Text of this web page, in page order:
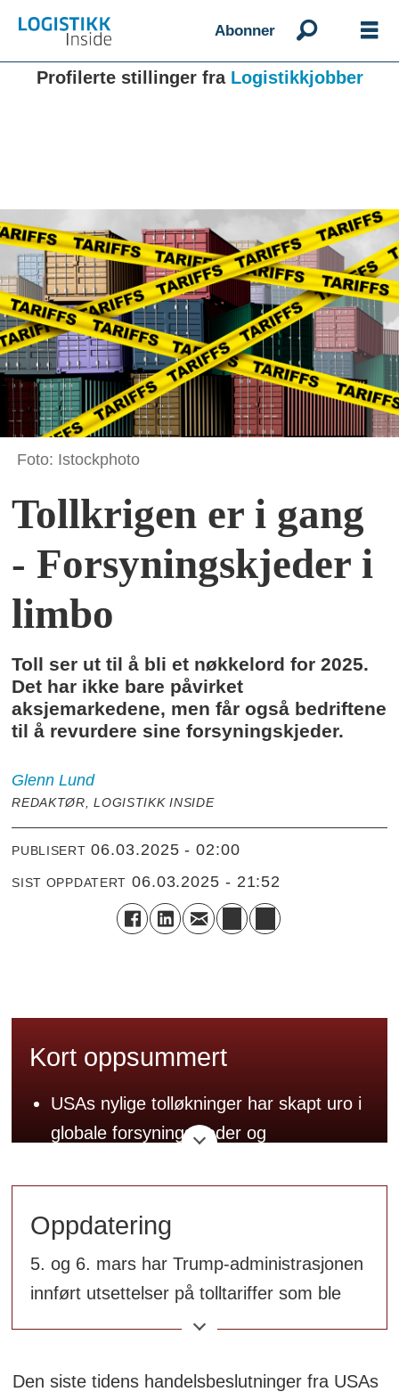
Abonner
Profilerte stillinger fra Logistikkjobber
Foto: Istockphoto
Tollkrigen er i gang
- Forsyningskjeder i
limbo
Toll ser ut til å bli et nøkkelord for 2025.
Det har ikke bare påvirket
aksjemarkedene, men får også bedriftene
til å revurdere sine forsyningskjeder.
Glenn Lund
REDAKTØR, LOGISTIKK INSIDE
PUBLISERT 06.03.2025 - 02:00
SIST OPPDATERT 06.03.2025 - 21:52
Kort oppsummert
USAs nylige tolløkninger har skapt uro i
globale forsyningskjeder og
USA som handelspartner fører til
strategiske vurderinger om
diversifisering både for de to landene,
men også andre land.
logistikk og handel .
Oppdatering
5. og 6. mars har Trump-administrasjonen
innført utsettelser på tolltariffer som ble
innført 4. mars. Mesteparten av tollsats på
utsatt til 2. april.
Den siste tidens handelsbeslutninger fra USAs